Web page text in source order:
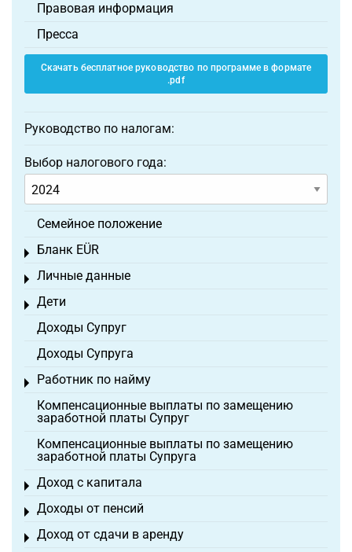
Правовая информация
Пресса
Скачать бесплатное руководство по программе в формате
.pdf
Руководство по налогам:
Выбор налогового года:
Семейное положение
Бланк EÜR
Toggle menu
Личные данные
Toggle menu
Дети
Toggle menu
Доходы Супруг
Доходы Супруга
Работник по найму
Toggle menu
Компенсационные выплаты по замещению
заработной платы Супруг
Компенсационные выплаты по замещению
заработной платы Супруга
Доход с капитала
Toggle menu
Доходы от пенсий
Toggle menu
Доход от сдачи в аренду
Toggle menu